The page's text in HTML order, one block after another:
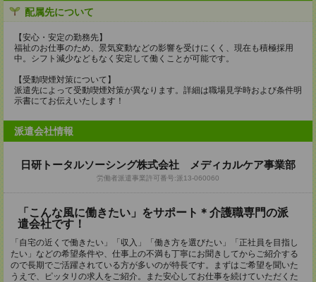
配属先について
【安心・安定の勤務先】
福祉のお仕事のため、景気変動などの影響を受けにくく、現在も積極採用
中。シフト減少などもなく安定して働くことが可能です。
【受動喫煙対策について】
派遣先によって受動喫煙対策が異なります。詳細は職場見学時および条件明
示書にてお伝えいたします！
派遣会社情報
日研トータルソーシング株式会社 メディカルケア事業部
労働者派遣事業許可番号:派13-060060
「こんな風に働きたい」をサポート＊介護職専門の派
遣会社です！
「自宅の近くで働きたい」「収入」「働き方を選びたい」「正社員を目指し
たい」などの希望条件や、仕事上の不満も丁寧にお聞きしてからご紹介する
ので長期でご活躍されている方が多いのが特長です。まずはご希望を聞いた
うえで、ピッタリの求人をご紹介。また安心してお仕事を続けていただくた